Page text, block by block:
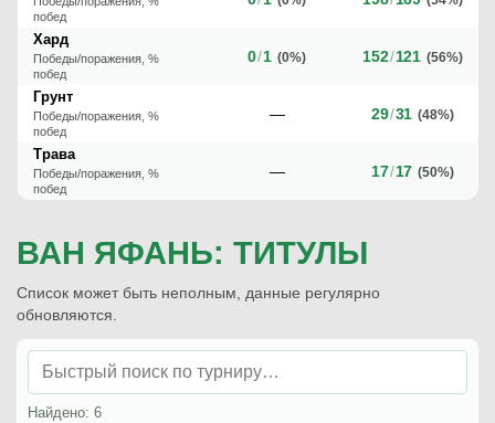
побед
Хард
Победы/поражения, %
побед
0/1 (0%) 152/121 (56%)
Грунт
Победы/поражения, %
побед
— 29/31 (48%)
Трава
Победы/поражения, %
побед
— 17/17 (50%)
ВАН ЯФАНЬ: ТИТУЛЫ
Список может быть неполным, данные регулярно
обновляются.
Найдено: 6